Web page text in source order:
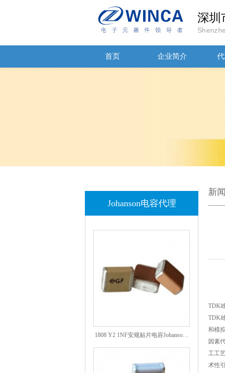
深圳
首页 企业简介
Johanson电容代理
1808 Y2 1NF安规贴片电容Johanson品牌
新
TDK
TDK
和模
因素
工工
术性